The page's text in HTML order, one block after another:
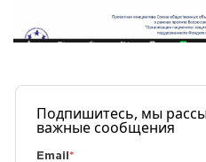
Подпишитесь, мы
важные сообщения
Email *